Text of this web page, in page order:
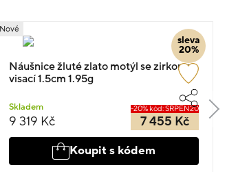
sleva
20%
Nové
Náušnice žluté zlato motýl se zirkony
visací 1.5cm 1.95g
Skladem
9 319 Kč
-20% kód: SRPEN20
7 455 Kč
Koupit s kódem